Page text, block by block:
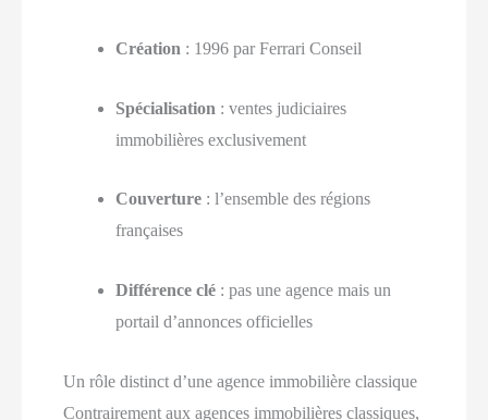
Création : 1996 par Ferrari Conseil
Spécialisation : ventes judiciaires
immobilières exclusivement
Couverture : l’ensemble des régions
françaises
Différence clé : pas une agence mais un
portail d’annonces officielles
Un rôle distinct d’une agence immobilière classique
Contrairement aux agences immobilières classiques,